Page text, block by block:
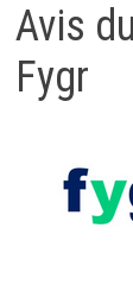
Avis
Fygr